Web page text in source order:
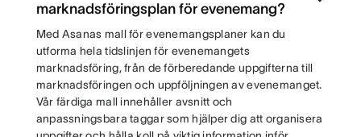
marknadsföringsplan för evenemang?
Med Asanas mall för evenemangsplaner kan du
utforma hela tidslinjen för evenemangets
marknadsföring, från de förberedande uppgifterna till
marknadsföringen och uppföljningen av evenemanget.
Vår färdiga mall innehåller avsnitt och
anpassningsbara taggar som hjälper dig att organisera